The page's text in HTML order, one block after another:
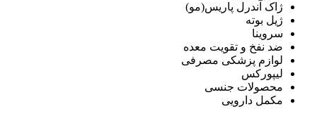
ژاک آندرل پاریس(مو)
ژیل بوته
سروینا
ضد نفخ و تقویت معده
لوازم پزشکی مصرفی
لیپورکس
محصولات جنسی
مکمل دارویی